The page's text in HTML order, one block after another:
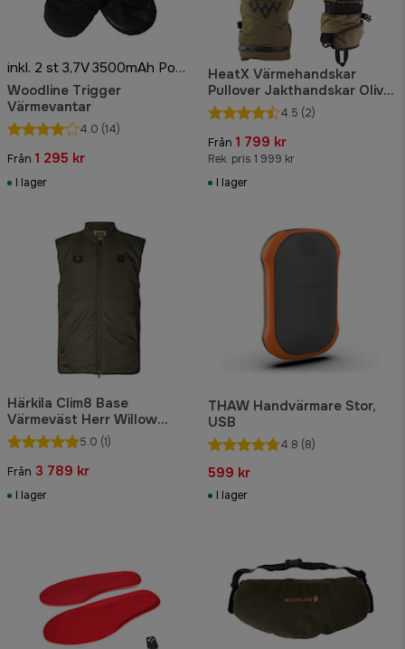
inkl. 2 st 3,7V 3500mAh Powerbank
Woodline Trigger
Värmevantar
4.0 (14)
Från 1 295 kr
I lager
HeatX Värmehandskar
Pullover Jakthandskar Olive
Gröna
4.5 (2)
Från 1 799 kr
Rek. pris 1 999 kr
I lager
Härkila Clim8 Base
Värmeväst Herr Willow
Green
5.0 (1)
Från 3 789 kr
I lager
THAW Handvärmare Stor,
USB
4.8 (8)
599 kr
I lager